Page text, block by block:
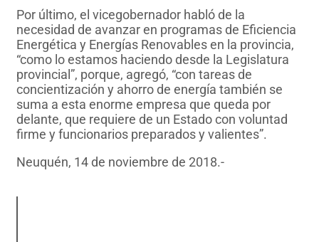
Por último, el vicegobernador habló de la
necesidad de avanzar en programas de Eficiencia
Energética y Energías Renovables en la provincia,
“como lo estamos haciendo desde la Legislatura
provincial”, porque, agregó, “con tareas de
concientización y ahorro de energía también se
suma a esta enorme empresa que queda por
delante, que requiere de un Estado con voluntad
firme y funcionarios preparados y valientes”.
Neuquén, 14 de noviembre de 2018.-